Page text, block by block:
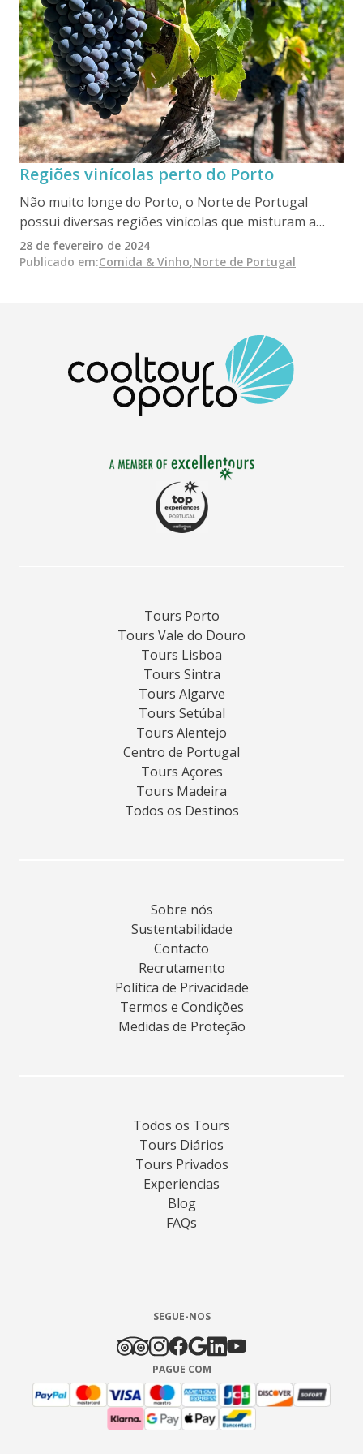
todo o mundo.
Regiões vinícolas perto do Porto
Não muito longe do Porto, o Norte de Portugal
possui diversas regiões vinícolas que misturam a
tradição com sabores únicos. Desde os socalcos do
Vale do Douro, berço do vinho do Porto, ao terreno
noroeste, estas regiões oferecem uma viagem
surpreendente pela história, cultura e sabor
inigualável.
28 de fevereiro de 2024
Publicado em:Comida & Vinho,Norte de Portugal
Tours Porto
Tours Vale do Douro
Tours Lisboa
Tours Sintra
Tours Algarve
Tours Setúbal
Tours Alentejo
Centro de Portugal
Tours Açores
Tours Madeira
Todos os Destinos
Sobre nós
Sustentabilidade
Contacto
Recrutamento
Política de Privacidade
Termos e Condições
Medidas de Proteção
Todos os Tours
Tours Diários
Tours Privados
Experiencias
Blog
FAQs
SEGUE-NOS
PAGUE COM